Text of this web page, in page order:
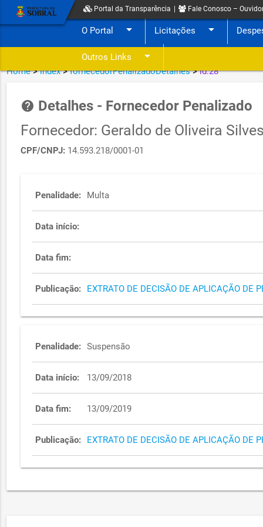
Portal da Transparência Fale Conosco –
O Portal arrow_drop_down Licitações arrow_drop_down
Outros Links arrow_drop_down
Home>index>fornecedorPenalizadoDetalhes>id:28
help Detalhes - Fornecedor Penalizado
Fornecedor: Geraldo de Oliveira
CPF/CNPJ: 14.593.218/0001-01
Penalidade: Multa
Data início:
Data fim:
Publicação: EXTRATO DE DECISÃO DE APLICAÇÃO DE
Penalidade: Suspensão
Data início: 13/09/2018
Data fim: 13/09/2019
Publicação: EXTRATO DE DECISÃO DE APLICAÇÃO DE